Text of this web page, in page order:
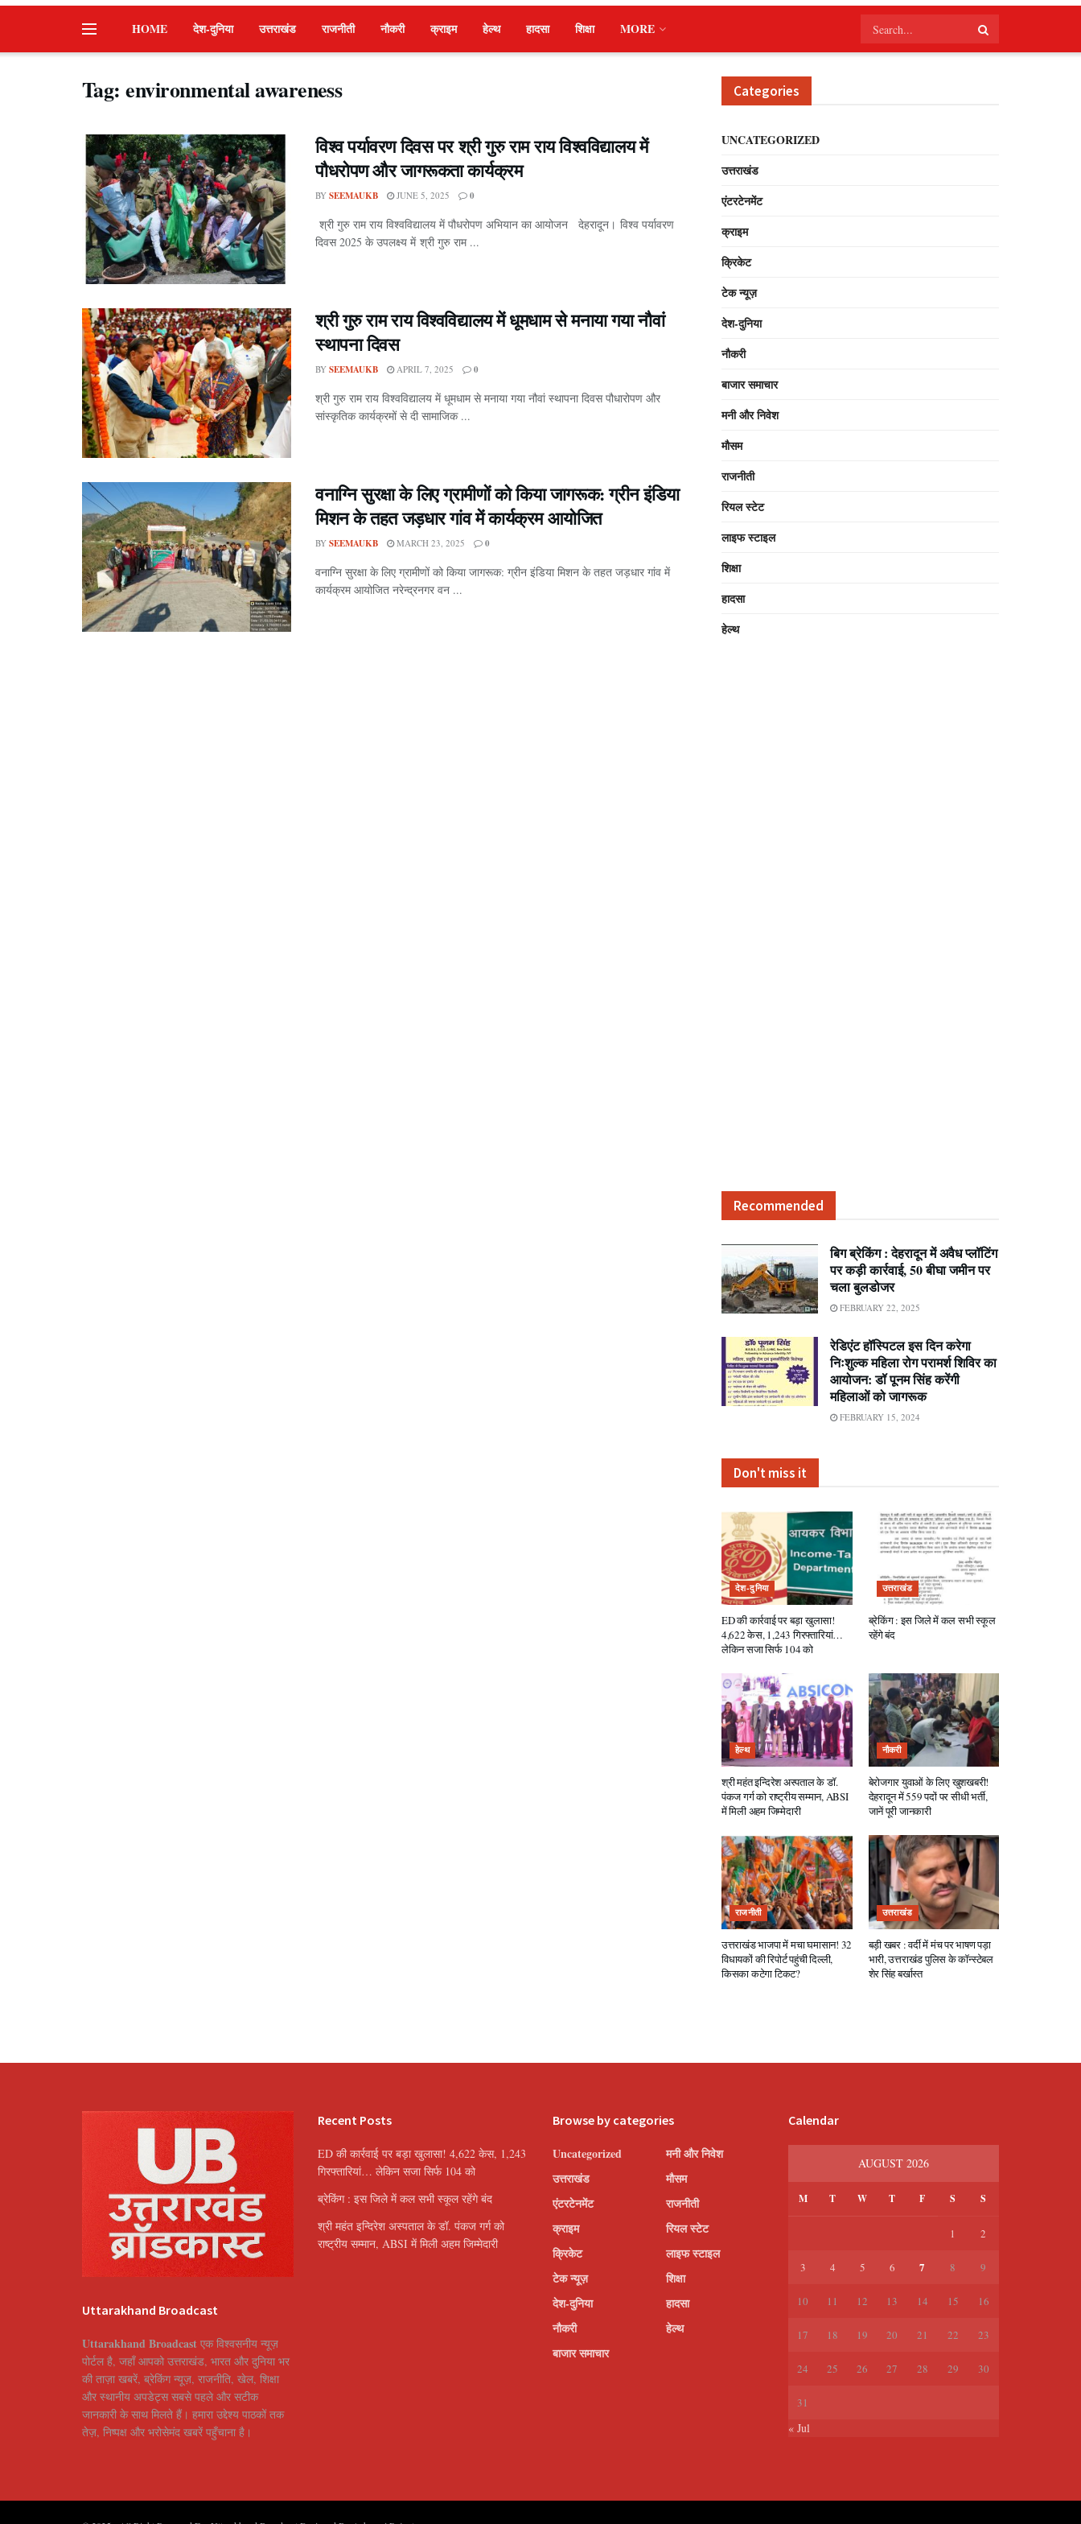
HOME देश-दुनिया उत्तराखंड राजनीती नौकरी क्राइम हेल्थ हादसा शिक्षा MORE
Tag:environmental awareness
विश्व पर्यावरण दिवस पर श्री गुरु राम राय विश्वविद्यालय में
पौधरोपण और जागरूकता कार्यक्रम
BY SEEMAUKB JUNE 5, 2025 0
श्री गुरु राम राय विश्वविद्यालय में पौधरोपण अभियान का आयोजन देहरादून। विश्व पर्यावरण
दिवस 2025 के उपलक्ष्य में श्री गुरु राम ...
श्री गुरु राम राय विश्वविद्यालय में धूमधाम से मनाया गया नौवां
स्थापना दिवस
BY SEEMAUKB APRIL 7, 2025 0
श्री गुरु राम राय विश्वविद्यालय में धूमधाम से मनाया गया नौवां स्थापना दिवस पौधारोपण और
सांस्कृतिक कार्यक्रमों से दी सामाजिक ...
वनाग्नि सुरक्षा के लिए ग्रामीणों को किया जागरूक: ग्रीन इंडिया
मिशन के तहत जड़धार गांव में कार्यक्रम आयोजित
BY SEEMAUKB MARCH 23, 2025 0
वनाग्नि सुरक्षा के लिए ग्रामीणों को किया जागरूक: ग्रीन इंडिया मिशन के तहत जड़धार गांव में
कार्यक्रम आयोजित नरेन्द्रनगर वन ...
Categories
UNCATEGORIZED
उत्तराखंड
एंटरटेनमेंट
क्राइम
क्रिकेट
टेक न्यूज़
देश-दुनिया
नौकरी
बाजार समाचार
मनी और निवेश
मौसम
राजनीती
रियल स्टेट
लाइफ स्टाइल
शिक्षा
हादसा
हेल्थ
Recommended
बिग ब्रेकिंग : देहरादून में अवैध प्लॉटिंग
पर कड़ी कार्रवाई, 50 बीघा जमीन पर
चला बुलडोजर
FEBRUARY 22, 2025
रेडिएंट हॉस्पिटल इस दिन करेगा
निःशुल्क महिला रोग परामर्श शिविर का
आयोजन: डॉ पूनम सिंह करेंगी
महिलाओं को जागरूक
FEBRUARY 15, 2024
Don't miss it
देश-दुनिया
ED की कार्रवाई पर बड़ा खुलासा!
4,622 केस, 1,243 गिरफ्तारियां…
लेकिन सजा सिर्फ 104 को
उत्तराखंड
ब्रेकिंग : इस जिले में कल सभी स्कूल
रहेंगे बंद
हेल्थ
श्री महंत इन्दिरेश अस्पताल के डॉ.
पंकज गर्ग को राष्ट्रीय सम्मान, ABSI
में मिली अहम जिम्मेदारी
नौकरी
बेरोजगार युवाओं के लिए खुशखबरी!
देहरादून में 559 पदों पर सीधी भर्ती,
जानें पूरी जानकारी
राजनीती
उत्तराखंड भाजपा में मचा घमासान! 32
विधायकों की रिपोर्ट पहुंची दिल्ली,
किसका कटेगा टिकट?
उत्तराखंड
बड़ी खबर : वर्दी में मंच पर भाषण पड़ा
भारी, उत्तराखंड पुलिस के कॉन्स्टेबल
शेर सिंह बर्खास्त
Uttarakhand Broadcast
Uttarakhand Broadcast एक विश्वसनीय न्यूज़
पोर्टल है, जहाँ आपको उत्तराखंड, भारत और दुनिया भर
की ताज़ा खबरें, ब्रेकिंग न्यूज़, राजनीति, खेल, शिक्षा
और स्थानीय अपडेट्स सबसे पहले और सटीक
जानकारी के साथ मिलते हैं। हमारा उद्देश्य पाठकों तक
तेज़, निष्पक्ष और भरोसेमंद खबरें पहुँचाना है।
Recent Posts
ED की कार्रवाई पर बड़ा खुलासा! 4,622 केस, 1,243
गिरफ्तारियां… लेकिन सजा सिर्फ 104 को
ब्रेकिंग : इस जिले में कल सभी स्कूल रहेंगे बंद
श्री महंत इन्दिरेश अस्पताल के डॉ. पंकज गर्ग को
राष्ट्रीय सम्मान, ABSI में मिली अहम जिम्मेदारी
Browse by categories
Uncategorized
उत्तराखंड
एंटरटेनमेंट
क्राइम
क्रिकेट
टेक न्यूज़
देश-दुनिया
नौकरी
बाजार समाचार
मनी और निवेश
मौसम
राजनीती
रियल स्टेट
लाइफ स्टाइल
शिक्षा
हादसा
हेल्थ
Calendar
AUGUST 2026
M T W T F S S
1 2
3 4 5 6 7 8 9
10 11 12 13 14 15 16
17 18 19 20 21 22 23
24 25 26 27 28 29 30
31
« Jul